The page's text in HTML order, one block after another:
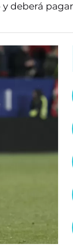
deberá